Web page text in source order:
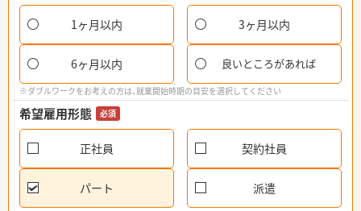
1ヶ月以内 3ヶ月以内
6ヶ月以内 良いところがあれば
※ダブルワークをお考えの方は、就業開始時期の目安を選択してください
希望雇用形態 必須
正社員 契約社員
パート 派遣